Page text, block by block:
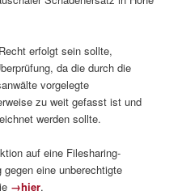
erfolgt sein sollte,
da die durch die
vorgelegte
zu weit gefasst ist und
werden sollte.
auf eine Filesharing-
eine unberechtigte
→hier.